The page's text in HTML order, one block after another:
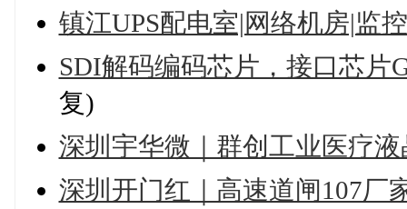
镇江UPS配电室|网络机房|监
SDI解码编码芯片，接口芯片
复)
深圳宇华微｜群创工业医疗
深圳开门红｜高速道闸107厂